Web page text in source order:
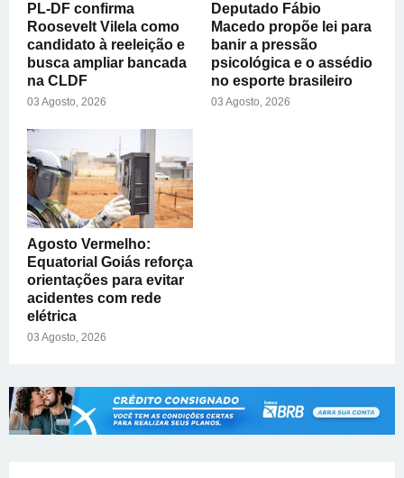
PL-DF confirma
Roosevelt Vilela como
candidato à reeleição e
busca ampliar bancada
na CLDF
03 Agosto, 2026
Deputado Fábio
Macedo propõe lei para
banir a pressão
psicológica e o assédio
no esporte brasileiro
03 Agosto, 2026
Agosto Vermelho:
Equatorial Goiás reforça
orientações para evitar
acidentes com rede
elétrica
03 Agosto, 2026